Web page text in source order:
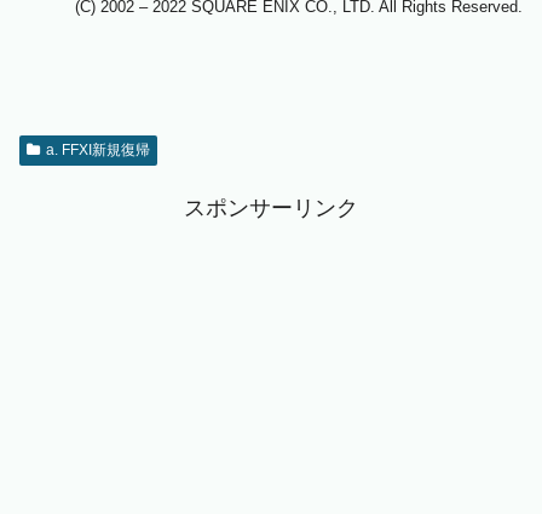
(C) 2002 – 2022 SQUARE ENIX CO., LTD. All Rights Reserved.
a. FFXI新規復帰
スポンサーリンク